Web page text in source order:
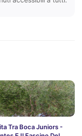
Tra Boca Juniors -